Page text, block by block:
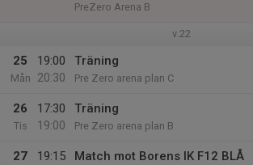
PreZero Arena B
v.22
25
Mån
19:00
20:30
Träning
Pre Zero arena plan C
26
Tis
17:30
19:00
Träning
Pre Zero arena plan B
27
19:15
Match mot Borens IK F12 BLÅ